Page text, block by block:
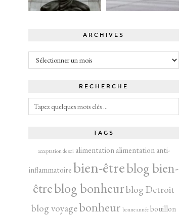
ARCHIVES
Archives
RECHERCHE
TAGS
acceptation de soi alimentation alimentation anti-
inflammatoirebien-êtreblog bien-
êtreblog bonheurblog Detroit
blog voyagebonheur bonne année bouillon